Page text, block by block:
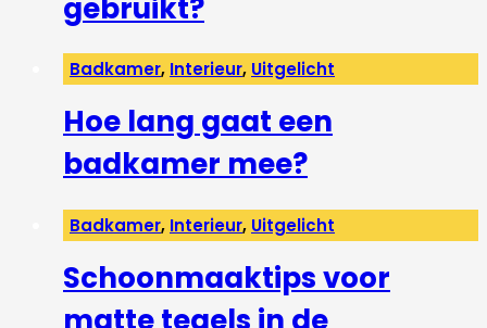
gebruikt?
Badkamer, Interieur, Uitgelicht
Hoe lang gaat een
badkamer mee?
Badkamer, Interieur, Uitgelicht
Schoonmaaktips voor
matte tegels in de